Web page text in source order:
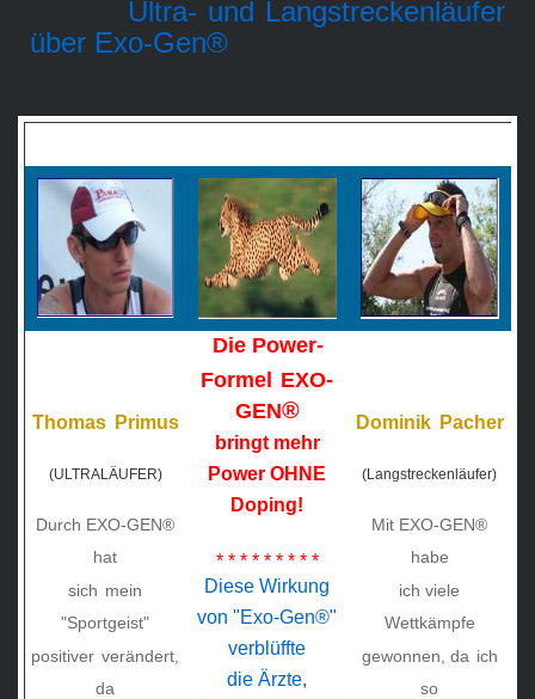
Ultra- und Langstreckenläufer
über Exo-Gen®
Thomas Primus
(ULTRALÄUFER)
Durch EXO-GEN®
hat
sich mein
"Sportgeist"
positiver verändert,
da
Die Power-
Formel
EXO-
GEN®
bringt mehr
Power OHNE
Doping!
* * * * * * * * *
Diese Wirkung
von "Exo-Gen®"
verblüffte
die Ärzte,
Dominik Pacher
(Langstreckenläufer)
Mit EXO-GEN®
habe
ich viele
Wettkämpfe
gewonnen, da ich
so